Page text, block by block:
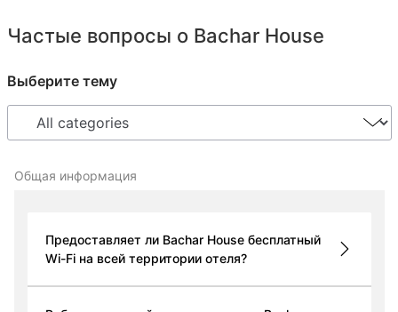
Частые вопросы о Bachar House
Выберите тему
Общая информация
Предоставляет ли Bachar House бесплатный
Wi-Fi на всей территории отеля?